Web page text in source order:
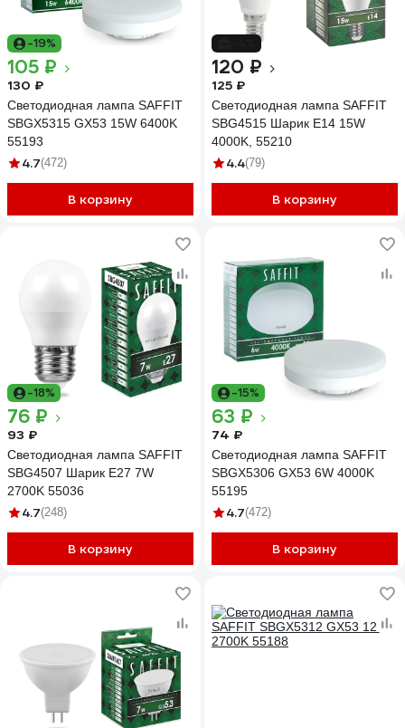
-19%
105 ₽
130 ₽
Светодиодная лампа SAFFIT
SBGX5315 GX53 15W 6400K
55193
4.7(472)
В корзину
120 ₽
125 ₽
Светодиодная лампа SAFFIT
SBG4515 Шарик E14 15W
4000K, 55210
4.4(79)
В корзину
-18%
76 ₽
93 ₽
Светодиодная лампа SAFFIT
SBG4507 Шарик E27 7W
2700K 55036
4.7(248)
В корзину
-15%
63 ₽
74 ₽
Светодиодная лампа SAFFIT
SBGX5306 GX53 6W 4000K
55195
4.7(472)
В корзину